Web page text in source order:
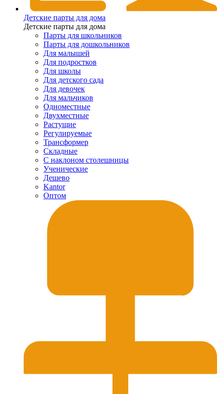
Детские парты для дома
Детские парты для дома
Парты для школьников
Парты для дошкольников
Для малышей
Для подростков
Для школы
Для детского сада
Для девочек
Для мальчиков
Одноместные
Двухместные
Растущие
Регулируемые
Трансформер
Складные
С наклоном столешницы
Ученические
Дешево
Kantor
Оптом